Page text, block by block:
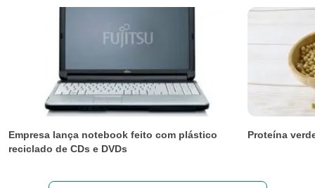
Empresa lança notebook feito com plástico
reciclado de CDs e DVDs
Proteína